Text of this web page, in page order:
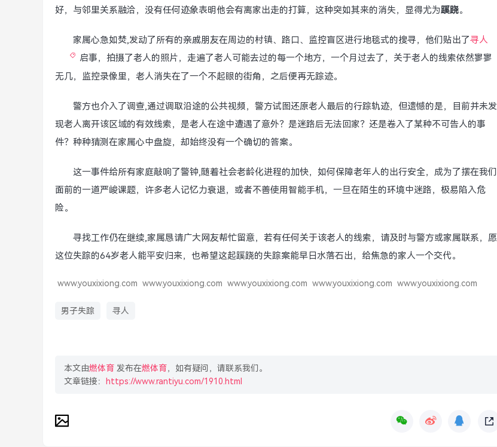
好，与邻里关系融洽，没有任何迹象表明他会有离家出走的打算，这种突如其来的消失，显得尤为蹊跷。
家属心急如焚,发动了所有的亲戚朋友在周边的村镇、路口、监控盲区进行地毯式的搜寻，他们贴出了寻人
启事，拍摄了老人的照片，走遍了老人可能去过的每一个地方，一个月过去了，关于老人的线索依然寥寥
无几，监控录像里，老人消失在了一个不起眼的街角，之后便再无踪迹。
警方也介入了调查,通过调取沿途的公共视频，警方试图还原老人最后的行踪轨迹，但遗憾的是，目前并未发
现老人离开该区域的有效线索，是老人在途中遭遇了意外？是迷路后无法回家？还是卷入了某种不可告人的事
件？种种猜测在家属心中盘旋，却始终没有一个确切的答案。
这一事件给所有家庭敲响了警钟,随着社会老龄化进程的加快，如何保障老年人的出行安全，成为了摆在我们
面前的一道严峻课题，许多老人记忆力衰退，或者不善使用智能手机，一旦在陌生的环境中迷路，极易陷入危
险。
寻找工作仍在继续,家属恳请广大网友帮忙留意，若有任何关于该老人的线索，请及时与警方或家属联系，愿
这位失踪的64岁老人能平安归来，也希望这起蹊跷的失踪案能早日水落石出，给焦急的家人一个交代。
www.youxixiong.com www.youxixiong.com www.youxixiong.com www.youxixiong.com www.youxixiong.com
男子失踪 寻人
本文由燃体育 发布在燃体育，如有疑问，请联系我们。
文章链接：
https://www.rantiyu.com/1910.html